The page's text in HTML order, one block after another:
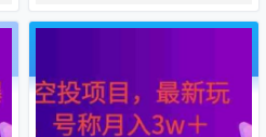
代，公众号依然是重要的内容阵地
效变现成为关键。今天，我们就来
聊聊如何通过精细化公众号玩法，